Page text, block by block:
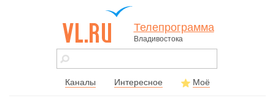
vl.ru - сайт
города
Телепрограмма
Владивостока
Каналы Интересное Моё